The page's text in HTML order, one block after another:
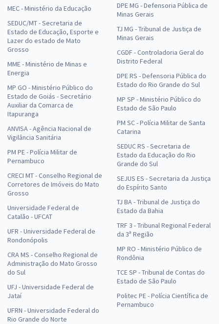
MEC - Ministério da Educação
SEDUC/MT - Secretaria de
Estado de Educação, Esporte e
Lazer do estado de Mato
Grosso
MME - Ministério de Minas e
Energia
MP GO - Ministério Público do
Estado de Goiás - Secretário
Auxiliar da Comarca de
Itapuranga
ANVISA - Agência Nacional de
Vigilância Sanitária
PM PE - Polícia Militar de
Pernambuco
CRECI MT - Conselho Regional de
Corretores de Imóveis do Mato
Grosso
Universidade Federal de
Catalão - UFCAT
UFR - Universidade Federal de
Rondonópolis
CRA MS - Conselho Regional de
Administração do Mato Grosso
do Sul
UFJ - Universidade Federal de
Jataí
UFRN - Universidade Federal do
Rio Grande do Norte
DPE MG - Defensoria Pública de
Minas Gerais
TJ MG - Tribunal de Justiça de
Minas Gerais
CGDF - Controladoria Geral do
Distrito Federal
DPE RS - Defensoria Pública do
Estado do Rio Grande do Sul
MP SP - Ministério Público do
Estado de São Paulo
PM SC - Polícia Militar de Santa
Catarina
SEDUC RS - Secretaria de
Estado da Educação do Rio
Grande do Sul
SEJUS ES - Secretaria da Justiça
do Espírito Santo
TJ BA - Tribunal de Justiça do
Estado da Bahia
TRF 3 - Tribunal Regional Federal
da 3ª Região
MP RO - Ministério Público de
Rondônia
TCE SP - Tribunal de Contas do
Estado de São Paulo
Politec PE - Polícia Científica de
Pernambuco